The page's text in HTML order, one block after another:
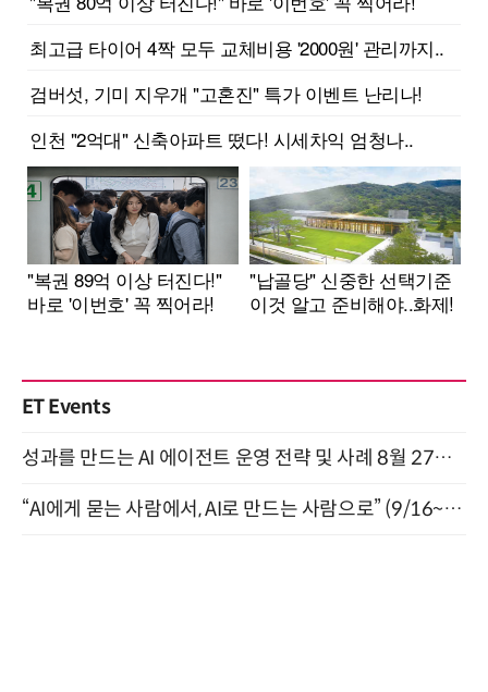
ET Events
성과를 만드는 AI 에이전트 운영 전략 및 사례 8월 27일 개최
“AI에게 묻는 사람에서, AI로 만드는 사람으로” (9/16~17)